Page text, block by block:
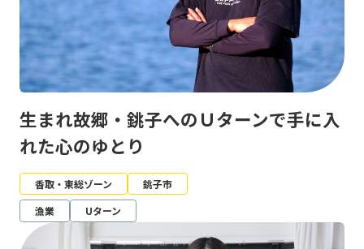
生まれ故郷・銚子へのＵターンで手に入
れた心のゆとり
香取・東総ゾーン
銚子市
漁業
Uターン